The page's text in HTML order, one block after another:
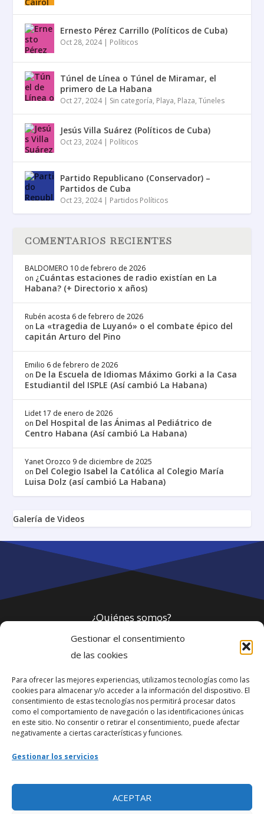
Gestionar el consentimiento
de las cookies
Para ofrecer las mejores experiencias, utilizamos tecnologías como las
cookies para almacenar y/o acceder a la información del dispositivo. El
consentimiento de estas tecnologías nos permitirá procesar datos
como el comportamiento de navegación o las identificaciones únicas
en este sitio. No consentir o retirar el consentimiento, puede afectar
negativamente a ciertas características y funciones.
Gestionar los servicios
ACEPTAR
Ernesto Pérez Carrillo (Políticos de Cuba)
Oct 28, 2024| Políticos
Túnel de Línea o Túnel de Miramar, el
primero de La Habana
Oct 27, 2024| Sin categoría, Playa, Plaza,Túneles
Jesús Villa Suárez (Políticos de Cuba)
Oct 23, 2024| Políticos
Partido Republicano (Conservador) –
Partidos de Cuba
Oct 23, 2024| Partidos Políticos
COMENTARIOS RECIENTES
BALDOMERO 10 de febrero de 2026
on ¿Cuántas estaciones de radio existían en La
Habana? (+ Directorio x años)
Rubén acosta 6 de febrero de 2026
on La «tragedia de Luyanó» o el combate épico del
capitán Arturo del Pino
Emilio 6 de febrero de 2026
on De la Escuela de Idiomas Máximo Gorki a la Casa
Estudiantil del ISPLE (Así cambió La Habana)
Lidet 17 de enero de 2026
on Del Hospital de las Ánimas al Pediátrico de
Centro Habana (Así cambió La Habana)
Yanet Orozco 9 de diciembre de 2025
on Del Colegio Isabel la Católica al Colegio María
Luisa Dolz (así cambió La Habana)
Galería de Videos
¿Quiénes somos?
Política de privacidad
Webmaster
soporte@fotosdlahabana.com
Nuestro e-mail:
Ir al grupo de Facebook